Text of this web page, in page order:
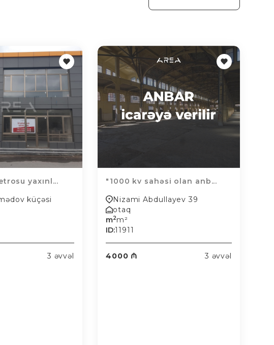
yaxınl...
küçəsi
3 əvvəl
"1000 kv sahəsi olan anb...
Nizami Abdullayev 39
otaq
m2m²
ID:11911
4000 ₼ 3 əvvəl